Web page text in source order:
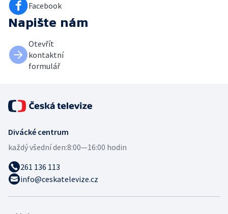
Facebook
Napište nám
Otevřít
kontaktní
formulář
Divácké centrum
každý všední den:8:00—16:00 hodin
261 136 113
info@ceskatelevize.cz